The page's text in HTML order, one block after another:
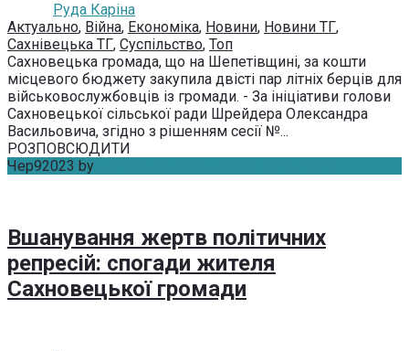
Руда Каріна
Актуально, Війна, Економіка, Новини, Новини ТГ,
Сахнівецька ТГ, Суспільство, Топ
Сахновецька громада, що на Шепетівщині, за кошти
місцевого бюджету закупила двісті пар літніх берців для
військовослужбовців із громади. - За ініціативи голови
Сахновецької сільської ради Шрейдера Олександра
Васильовича, згідно з рішенням сесії №...
РОЗПОВСЮДИТИ
Чер92023 by
Вшанування жертв політичних
репресій: спогади жителя
Сахновецької громади